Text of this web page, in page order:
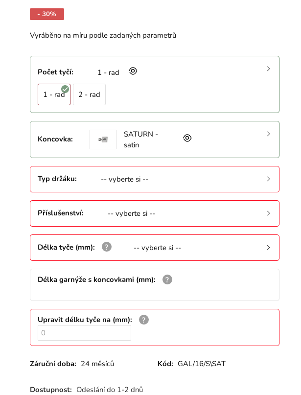
- 30%
Vyráběno na míru podle zadaných parametrů
Počet tyčí: 1 - rad
1 - rad 2 - rad
Koncovka:
SATURN -
satin
Typ držáku: -- vyberte si --
Příslušenství: -- vyberte si --
Délka tyče (mm): -- vyberte si --
Délka garnýže s koncovkami (mm):
Upravit délku tyče na (mm):
Záruční doba: 24 měsíců Kód: GAL/16/S\SAT
Dostupnost: Odeslání do 1-2 dnů